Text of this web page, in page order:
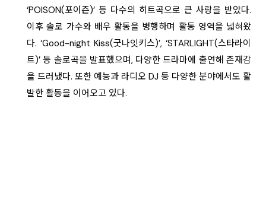
‘POISON(포이즌)’ 등 다수의 히트곡으로 큰 사랑을 받았다.
이후 솔로 가수와 배우 활동을 병행하며 활동 영역을 넓혀왔
다. ‘Good-night Kiss(굿나잇키스)’, ‘STARLIGHT(스타라이
트)’ 등 솔로곡을 발표했으며, 다양한 드라마에 출연해 존재감
을 드러냈다. 또한 예능과 라디오 DJ 등 다양한 분야에서도 활
발한 활동을 이어오고 있다.